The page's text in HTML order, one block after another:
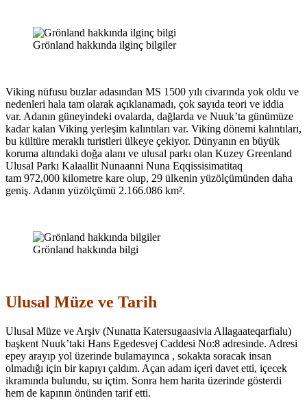
Grönland hakkında ilginç bilgiler
Viking nüfusu buzlar adasından MS 1500 yılı civarında yok oldu ve
nedenleri hala tam olarak açıklanamadı, çok sayıda teori ve iddia
var. Adanın güneyindeki ovalarda, dağlarda ve Nuuk’ta günümüze
kadar kalan Viking yerleşim kalıntıları var. Viking dönemi kalıntıları,
bu kültüre meraklı turistleri ülkeye çekiyor. Dünyanın en büyük
koruma altındaki doğa alanı ve ulusal parkı olan Kuzey Greenland
Ulusal Parkı Kalaallit Nunaanni Nuna Eqqissisimatitaq
tam 972,000 kilometre kare olup, 29 ülkenin yüzölçümünden daha
geniş. Adanın yüzölçümü 2.166.086 km².
Grönland hakkında bilgi
Ulusal Müze ve Tarih
Ulusal Müze ve Arşiv (Nunatta Katersugaasivia Allagaateqarfialu)
başkent Nuuk’taki Hans Egedesvej Caddesi No:8 adresinde. Adresi
epey arayıp yol üzerinde bulamayınca , sokakta soracak insan
olmadığı için bir kapıyı çaldım. Açan adam içeri davet etti, içecek
ikramında bulundu, su içtim. Sonra hem harita üzerinde gösterdi
hem de kapının önünden tarif etti.